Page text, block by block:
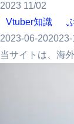
2023 11/02
Vtuber知識
2023-06-202023-
当サイトは、海